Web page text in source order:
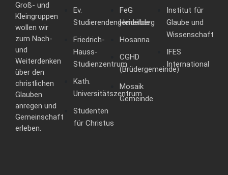
Groß- und
Kleingruppen
wollen wir
zum Nach-
und
Weiterdenken
über den
christlichen
Glauben
anregen und
Gemeinschaft
erleben.
Ev.
Studierendengemeinde
Friedrich-
Hauss-
Studienzentrum
Kath.
Universitätszentrum
Studenten
für Christus
FeG
Heidelberg
Hosanna
CGHD
(Brüdergemeinde)
Mosaik
Gemeinde
Institut für
Glaube und
Wissenschaft
IFES
International